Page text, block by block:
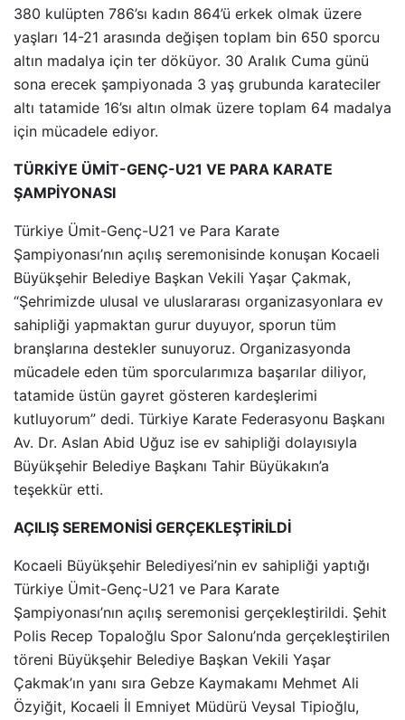
380 kulüpten 786’sı kadın 864’ü erkek olmak üzere
yaşları 14-21 arasında değişen toplam bin 650 sporcu
altın madalya için ter döküyor. 30 Aralık Cuma günü
sona erecek şampiyonada 3 yaş grubunda karateciler
altı tatamide 16’sı altın olmak üzere toplam 64 madalya
için mücadele ediyor.
TÜRKİYE ÜMİT-GENÇ-U21 VE PARA KARATE
ŞAMPİYONASI
Türkiye Ümit-Genç-U21 ve Para Karate
Şampiyonası’nın açılış seremonisinde konuşan Kocaeli
Büyükşehir Belediye Başkan Vekili Yaşar Çakmak,
“Şehrimizde ulusal ve uluslararası organizasyonlara ev
sahipliği yapmaktan gurur duyuyor, sporun tüm
branşlarına destekler sunuyoruz. Organizasyonda
mücadele eden tüm sporcularımıza başarılar diliyor,
tatamide üstün gayret gösteren kardeşlerimi
kutluyorum” dedi. Türkiye Karate Federasyonu Başkanı
Av. Dr. Aslan Abid Uğuz ise ev sahipliği dolayısıyla
Büyükşehir Belediye Başkanı Tahir Büyükakın’a
teşekkür etti.
AÇILIŞ SEREMONİSİ GERÇEKLEŞTİRİLDİ
Kocaeli Büyükşehir Belediyesi’nin ev sahipliği yaptığı
Türkiye Ümit-Genç-U21 ve Para Karate
Şampiyonası’nın açılış seremonisi gerçekleştirildi. Şehit
Polis Recep Topaloğlu Spor Salonu’nda gerçekleştirilen
töreni Büyükşehir Belediye Başkan Vekili Yaşar
Çakmak’ın yanı sıra Gebze Kaymakamı Mehmet Ali
Özyiğit, Kocaeli İl Emniyet Müdürü Veysal Tipioğlu,